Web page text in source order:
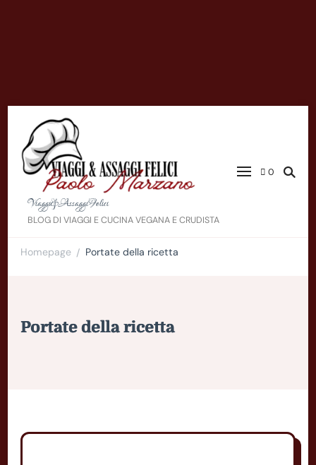
Viaggi&AssaggiFelici
BLOG DI VIAGGI E CUCINA VEGANA E CRUDISTA
0
Homepage / Portate della ricetta
Portate della ricetta